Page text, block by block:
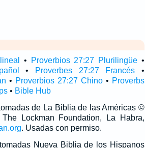
• Proverbios 27:27 Plurilingüe •
• Proverbes 27:27 Francés •
• Proverbios 27:27 Chino• Proverbs
• Bible Hub
de La Biblia de las Américas ©
Lockman Foundation, La Habra,
. Usadas con permiso.
Nueva Biblia de los Hispanos